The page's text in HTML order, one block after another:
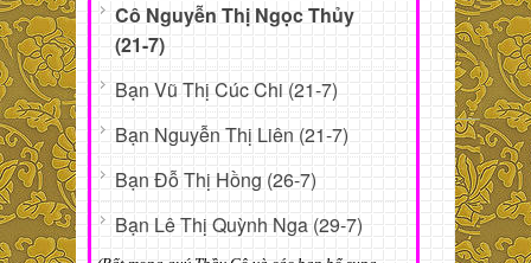
Cô Nguyễn Thị Ngọc Thủy
(21-7)
Bạn Vũ Thị Cúc Chi (21-7)
Bạn Nguyễn Thị Liên (21-7)
Bạn Đỗ Thị Hồng (26-7)
Bạn Lê Thị Quỳnh Nga (29-7)